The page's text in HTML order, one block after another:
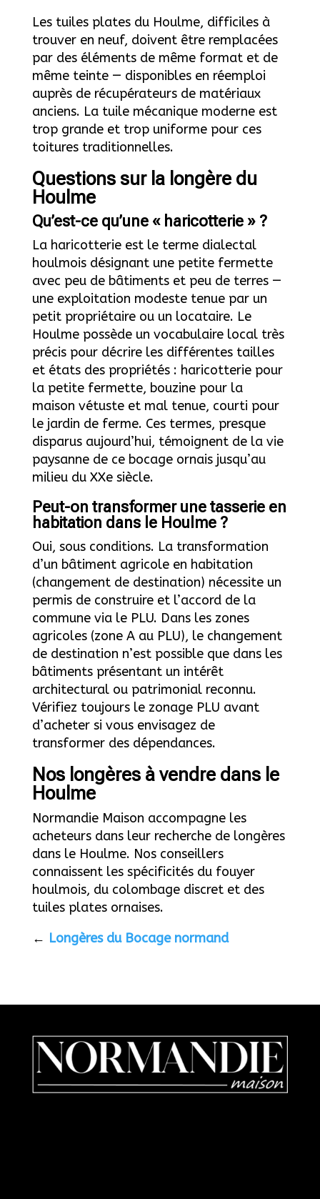
Les tuiles plates du Houlme, difficiles à
trouver en neuf, doivent être remplacées
par des éléments de même format et de
même teinte — disponibles en réemploi
auprès de récupérateurs de matériaux
anciens. La tuile mécanique moderne est
trop grande et trop uniforme pour ces
toitures traditionnelles.
Questions sur la longère du
Houlme
Qu’est-ce qu’une « haricotterie » ?
La haricotterie est le terme dialectal
houlmois désignant une petite fermette
avec peu de bâtiments et peu de terres —
une exploitation modeste tenue par un
petit propriétaire ou un locataire. Le
Houlme possède un vocabulaire local très
précis pour décrire les différentes tailles
et états des propriétés : haricotterie pour
la petite fermette, bouzine pour la
maison vétuste et mal tenue, courti pour
le jardin de ferme. Ces termes, presque
disparus aujourd’hui, témoignent de la vie
paysanne de ce bocage ornais jusqu’au
milieu du XXe siècle.
Peut-on transformer une tasserie en
habitation dans le Houlme ?
Oui, sous conditions. La transformation
d’un bâtiment agricole en habitation
(changement de destination) nécessite un
permis de construire et l’accord de la
commune via le PLU. Dans les zones
agricoles (zone A au PLU), le changement
de destination n’est possible que dans les
bâtiments présentant un intérêt
architectural ou patrimonial reconnu.
Vérifiez toujours le zonage PLU avant
d’acheter si vous envisagez de
transformer des dépendances.
Nos longères à vendre dans le
Houlme
Normandie Maison accompagne les
acheteurs dans leur recherche de longères
dans le Houlme. Nos conseillers
connaissent les spécificités du fouyer
houlmois, du colombage discret et des
tuiles plates ornaises.
← Longères du Bocage normand